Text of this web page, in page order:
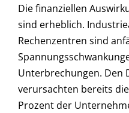
Die finanziellen
sind erheblich.
Rechenzentren sind
Unterbrechungen. Den
verursachten bereits
Prozent der